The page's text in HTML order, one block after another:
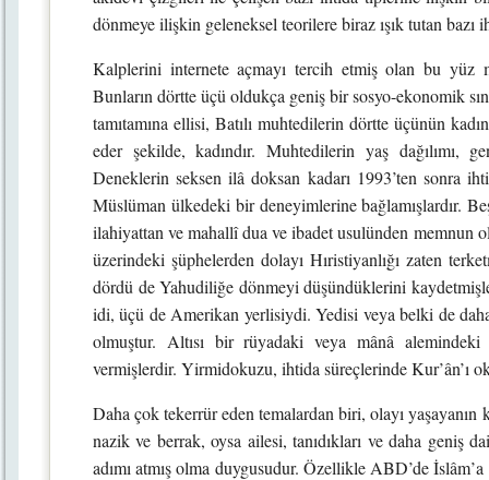
dönmeye ilişkin geleneksel teorilere biraz ışık tutan bazı
Kalplerini internete açmayı tercih etmiş olan bu yüz
Bunların dörtte üçü oldukça geniş bir sosyo-ekonomik
tamıtamına ellisi, Batılı muhtedilerin dörtte üçünün
eder şekilde, kadındır. Muhtedilerin yaş dağılımı,
Deneklerin seksen ilâ doksan kadarı 1993’ten sonra
Müslüman ülkedeki bir deneyimlerine bağlamışlardır.
ilahiyattan ve mahallî dua ve ibadet usulünden memnun
üzerindeki şüphelerden dolayı Hıristiyanlığı zaten
dördü de Yahudiliğe dönmeyi düşündüklerini
idi, üçü de Amerikan yerlisiydi. Yedisi veya belki de
olmuştur. Altısı bir rüyadaki veya mânâ
vermişlerdir. Yirmidokuzu, ihtida süreçlerinde Kur’ân’ı
Daha çok tekerrür eden temalardan biri, olayı
nazik ve berrak, oysa ailesi, tanıdıkları ve daha geniş
adımı atmış olma duygusudur. Özellikle ABD’de